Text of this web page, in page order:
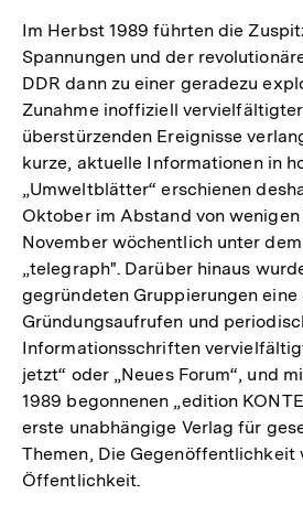
Im Herbst 1989 führten die
Spannungen und der
DDR dann zu einer geradezu
Zunahme inoffiziell
überstürzenden Ereignisse
kurze, aktuelle Informationen in
„Umweltblätter“ erschienen
Oktober im Abstand von wenigen
November wöchentlich unter
„telegraph". Darüber hinaus
gegründeten Gruppierungen eine
Gründungsaufrufen und
Informationsschriften
jetzt“ oder „Neues Forum“, und
1989 begonnenen „edition
erste unabhängige Verlag für
Themen, Die Gegenöffentlichkeit
Öffentlichkeit.